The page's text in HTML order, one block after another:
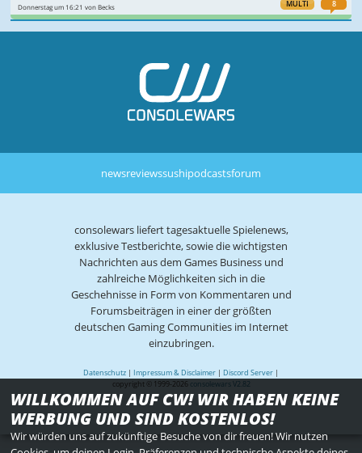
MULTI 8
Donnerstag um 16:21 von Becks
newsreviewssushipodcastsforum
consolewars liefert tagesaktuelle Spielenews,
exklusive Testberichte, sowie die wichtigsten
Nachrichten aus dem Games Business und
zahlreiche Möglichkeiten sich in die
Geschehnisse in Form von Kommentaren und
Forumsbeiträgen in einer der größten
deutschen Gaming Communities im Internet
einzubringen.
Datenschutz | Impressum & Disclaimer | Discord Server |
copyright © 1999-2026
consolewars V2.82
WILLKOMMEN AUF CW! WIR HABEN KEINE
WERBUNG UND SIND KOSTENLOS!
Wir würden uns auf zukünftige Besuche von dir freuen! Wir nutzen